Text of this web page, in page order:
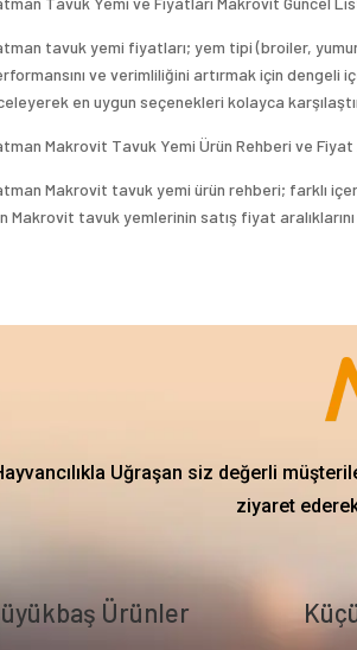
tavuk yemi fiyatları; yem tipi (broiler,
ve verimliliğini artırmak için
en uygun seçenekleri kolayca
Makrovit Tavuk Yemi Ürün Rehberi ve Fiyat
Makrovit tavuk yemi ürün rehberi; farklı
Makrovit tavuk yemlerinin satış fiyat
Uğraşan siz değerli
ziyaret
Ürünler